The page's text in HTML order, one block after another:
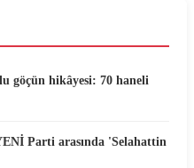
göçün hikâyesi: 70 haneli
Parti arasında 'Selahattin